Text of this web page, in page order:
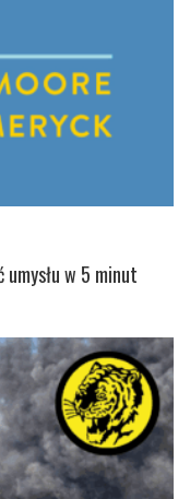
umysłu w 5 minut